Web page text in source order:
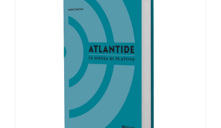
AGGIUNGI AL CARRELLO /